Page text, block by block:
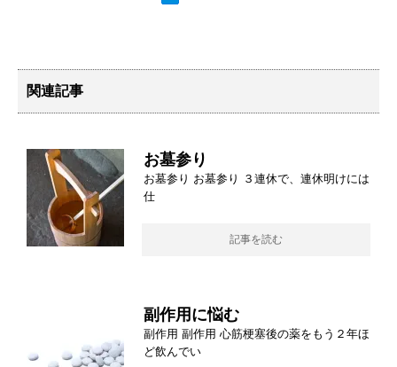
関連記事
お墓参り
お墓参り お墓参り ３連休で、連休明けには
仕
記事を読む
副作用に悩む
副作用 副作用 心筋梗塞後の薬をもう２年ほ
ど飲んでい